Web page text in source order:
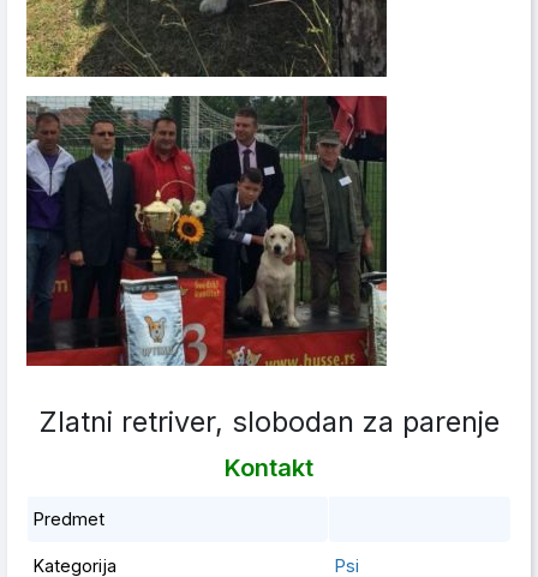
Zlatni retriver, slobodan za parenje
Kontakt
Predmet
Kategorija Psi